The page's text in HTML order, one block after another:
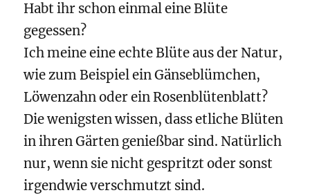
Habt ihr schon einmal eine Blüte
gegessen?
Ich meine eine echte Blüte aus der Natur,
wie zum Beispiel ein Gänseblümchen,
Löwenzahn oder ein Rosenblütenblatt?
Die wenigsten wissen, dass etliche Blüten
in ihren Gärten genießbar sind. Natürlich
nur, wenn sie nicht gespritzt oder sonst
irgendwie verschmutzt sind.